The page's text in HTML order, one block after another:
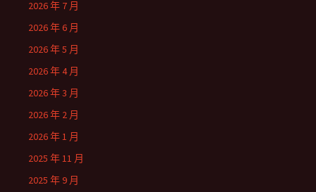
2026 年 7 月
2026 年 6 月
2026 年 5 月
2026 年 4 月
2026 年 3 月
2026 年 2 月
2026 年 1 月
2025 年 11 月
2025 年 9 月